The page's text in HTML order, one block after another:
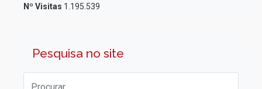
Nº Visitas 1.195.539
Pesquisa no site